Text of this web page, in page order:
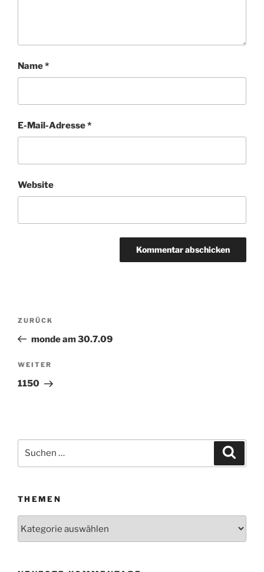
Name*
E-Mail-Adresse*
Website
Beitragsnavigation
Vorheriger
Beitrag
ZURÜCK
monde am 30.7.09
Nächster
Beitrag
WEITER
1150
Suchen
THEMEN